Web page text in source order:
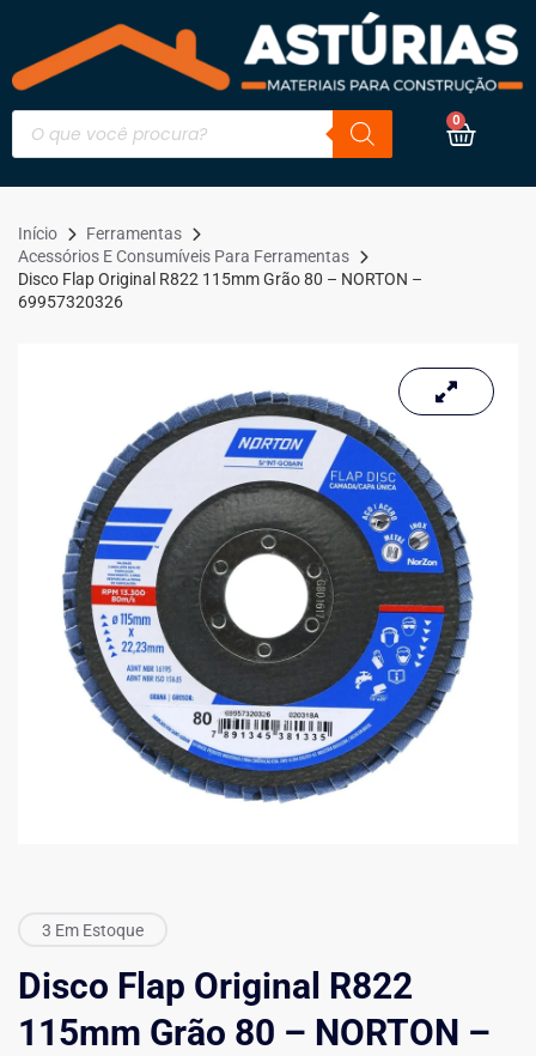
0
Início
Ferramentas
Acessórios E Consumíveis Para Ferramentas
Disco Flap Original R822 115mm Grão 80 – NORTON –
69957320326
3 Em Estoque
Disco Flap Original R822
115mm Grão 80 – NORTON –